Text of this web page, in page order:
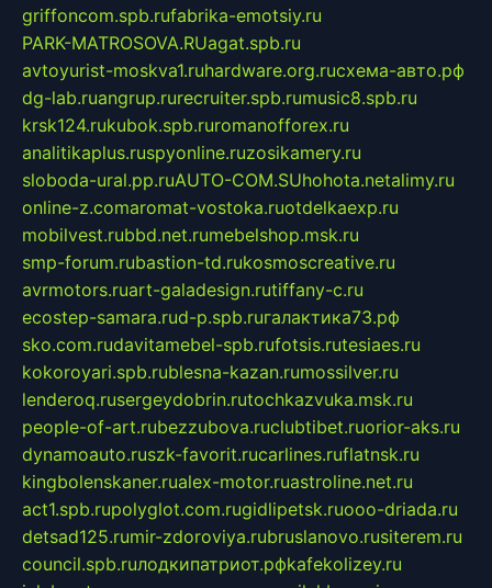
griffoncom.spb.rufabrika-emotsiy.ru
PARK-MATROSOVA.RUagat.spb.ru
avtoyurist-moskva1.ruhardware.org.ruсхема-авто.рф
dg-lab.ruangrup.rurecruiter.spb.rumusic8.spb.ru
krsk124.rukubok.spb.ruromanofforex.ru
analitikaplus.ruspyonline.ruzosikamery.ru
sloboda-ural.pp.ruAUTO-COM.SUhohota.netalimy.ru
online-z.comaromat-vostoka.ruotdelkaexp.ru
mobilvest.rubbd.net.rumebelshop.msk.ru
smp-forum.rubastion-td.rukosmoscreative.ru
avrmotors.ruart-galadesign.rutiffany-c.ru
ecostep-samara.rud-p.spb.ruгалактика73.рф
sko.com.rudavitamebel-spb.rufotsis.rutesiaes.ru
kokoroyari.spb.rublesna-kazan.rumossilver.ru
lenderoq.rusergeydobrin.rutochkazvuka.msk.ru
people-of-art.rubezzubova.ruclubtibet.ruorior-aks.ru
dynamoauto.ruszk-favorit.rucarlines.ruflatnsk.ru
kingbolenskaner.rualex-motor.ruastroline.net.ru
act1.spb.rupolyglot.com.rugidlipetsk.ruooo-driada.ru
detsad125.rumir-zdoroviya.rubruslanovo.rusiterem.ru
council.spb.ruлодкипатриот.рфkafekolizey.ru